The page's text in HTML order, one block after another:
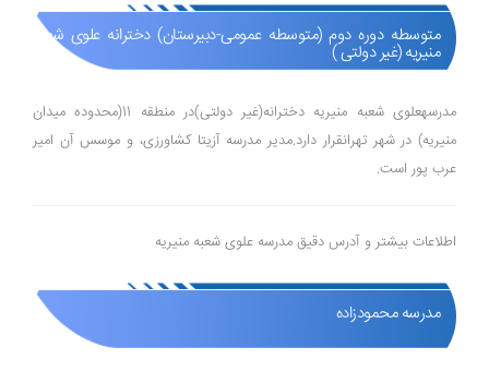
متوسطه دوره دوم (متوسطه عمومی-دبیرستان) دخترانه علوی شعبه
منیریه (غیر دولتی )
مدرسهعلوی شعبه منیریه دخترانه(غیر دولتی)در منطقه 11(محدوده میدان
منیریه) در شهر تهرانقرار دارد.مدیر مدرسه آزیتا کشاورزی، و موسس آن امیر
عرب پور است.
اطلاعات بیشتر و آدرس دقیق مدرسه علوی شعبه منیریه
مدرسه محمودزاده